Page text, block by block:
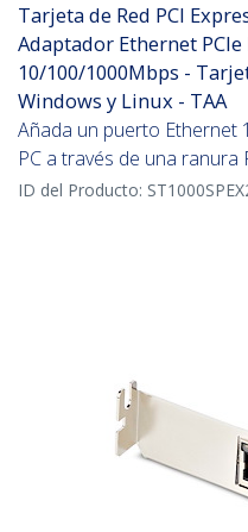
Tarjeta de Red PCI
Adaptador Ethernet PCIe
10/100/1000Mbps -
Windows y Linux - TAA
Añada un puerto Ethernet
PC a través de una ranura
ID del Producto: